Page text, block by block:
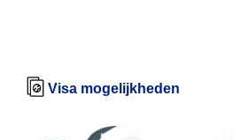
Visa mogelijkheden